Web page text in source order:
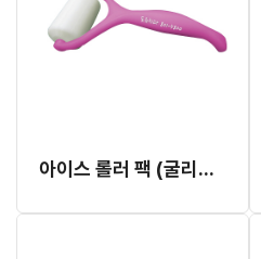
아이스 롤러 팩 (굴리는 아이스팩 맛사지) (50EA,100EA)